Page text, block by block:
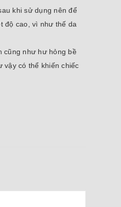
khi sử dụng nên để
độ cao, vì như thế da
cũng như hư hỏng bề
vậy có thể khiến chiếc